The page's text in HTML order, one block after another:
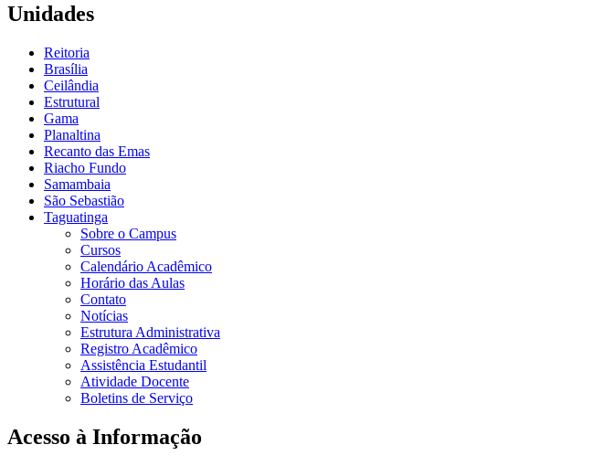
Unidades
Reitoria
Brasília
Ceilândia
Estrutural
Gama
Planaltina
Recanto das Emas
Riacho Fundo
Samambaia
São Sebastião
Taguatinga
Sobre o Campus
Cursos
Calendário Acadêmico
Horário das Aulas
Contato
Notícias
Estrutura Administrativa
Registro Acadêmico
Assistência Estudantil
Atividade Docente
Boletins de Serviço
Acesso à Informação